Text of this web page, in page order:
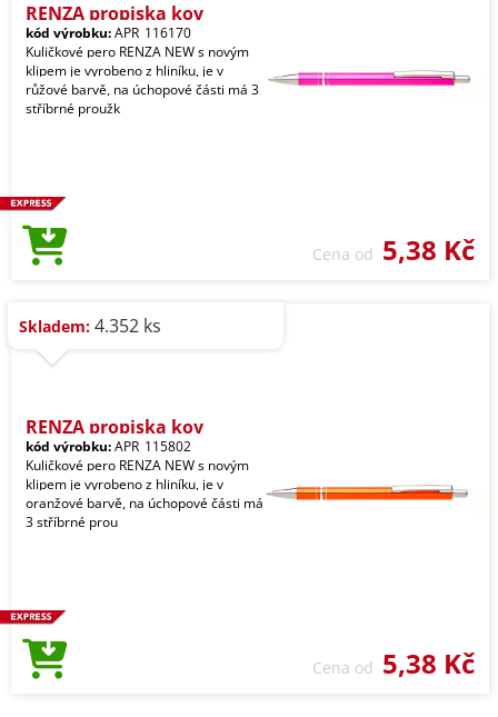
RENZA propiska kov
kód výrobku:APR_116170
Kuličkové pero RENZA NEW s novým
klipem je vyrobeno z hliníku, je v
růžové barvě, na úchopové části má 3
stříbrné proužk
Cena od 5,38 Kč
Skladem: 4.352 ks
RENZA propiska kov
kód výrobku:APR_115802
Kuličkové pero RENZA NEW s novým
klipem je vyrobeno z hliníku, je v
oranžové barvě, na úchopové části má
3 stříbrné prou
Cena od 5,38 Kč